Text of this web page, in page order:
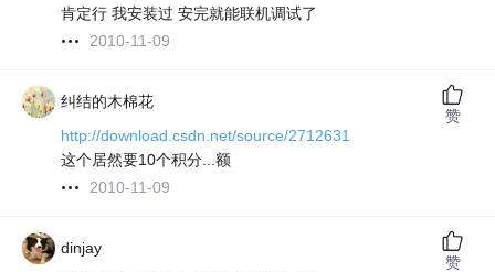
肯定行 我安装过 安完就能联机调试了
2010-11-09
纠结的木棉花
http://download.csdn.net/source/2712631
这个居然要10个积分...额
2010-11-09
赞
dinjay
赞